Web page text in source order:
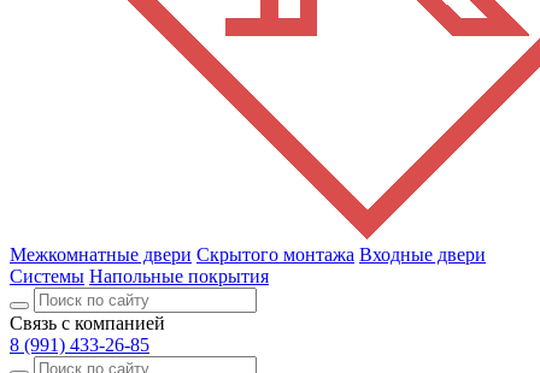
Межкомнатные двери Скрытого монтажа Входные двери
Системы Напольные покрытия
Связь с компанией
8 (991) 433-26-85